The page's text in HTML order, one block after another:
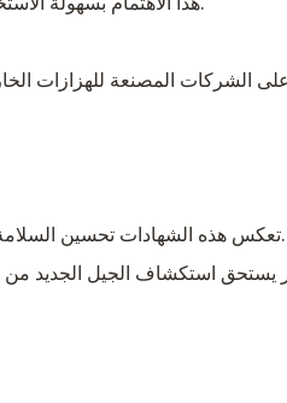
تعكس هذه الشهادات تحسين السلامة ومراقبة الجودة وثقة المستخدم - الاعتبارات المهمة لفرق المشتريات في جميع أنحاء العالم.
يستحق استكشاف الجيل الجديد